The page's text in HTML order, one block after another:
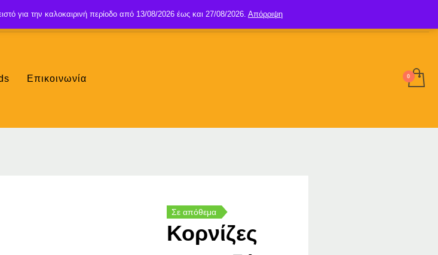
SIGN UP LOGIN
Επικοινωνία
Σε απόθεμα
Κορνίζες
για την καλοκαιρινή περίοδο από 13/08/2026 έως και 27/08/2026. Απόρριψη